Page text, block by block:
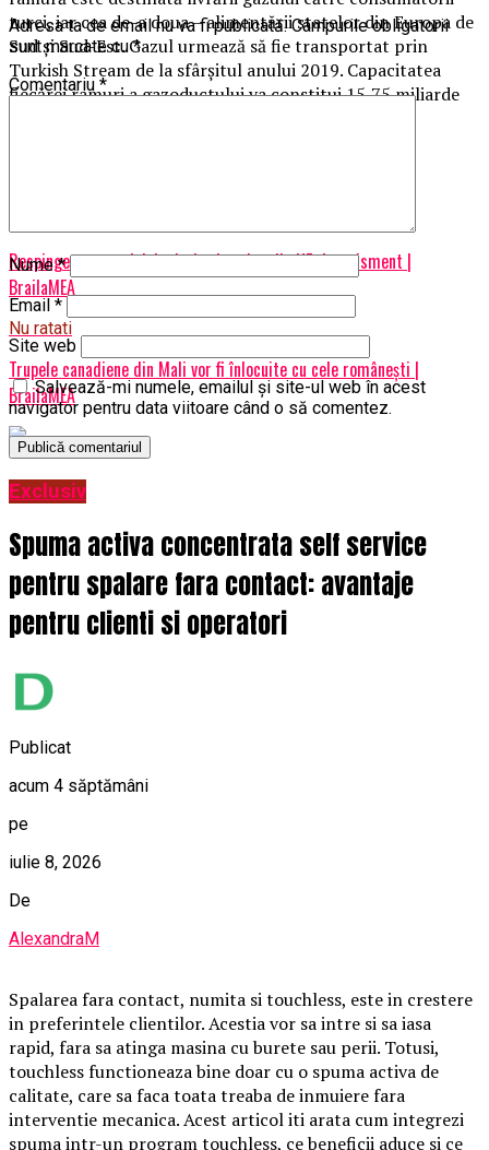
turci, iar cea de-a doua – alimentării statelor din Europa de
Sud și Sud-Est. Gazul urmează să fie transportat prin
Turkish Stream de la sfârșitul anului 2019. Capacitatea
fiecărei ramuri a gazoductului va constitui 15,75 miliarde
Respingerea acordului = ieșire haotică din UE. Avertisment |
BrailaMEA
Nu ratati
Trupele canadiene din Mali vor fi înlocuite cu cele românești |
BrailaMEA
Adresa ta de email nu va fi publicată. Câmpurile obligatorii
sunt marcate cu*
Comentariu *
Nume*
Email *
Site web
Salvează-mi numele, emailul și site-ul web în acest
navigator pentru data viitoare când o să comentez.
Exclusiv
Spuma activa concentrata self service
pentru spalare fara contact: avantaje
pentru clienti si operatori
Publicat
acum 4 săptămâni
pe
iulie 8, 2026
De
AlexandraM
Spalarea fara contact, numita si touchless, este in crestere
in preferintele clientilor. Acestia vor sa intre si sa iasa
rapid, fara sa atinga masina cu burete sau perii. Totusi,
touchless functioneaza bine doar cu o spuma activa de
calitate, care sa faca toata treaba de inmuiere fara
interventie mecanica. Acest articol iti arata cum integrezi
spuma intr-un program touchless, ce beneficii aduce si ce